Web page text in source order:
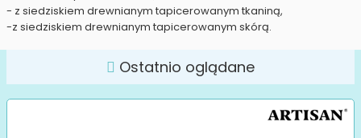
- z siedziskiem drewnianym tapicerowanym tkaniną,
-z siedziskiem drewnianym tapicerowanym skórą.
Ostatnio oglądane